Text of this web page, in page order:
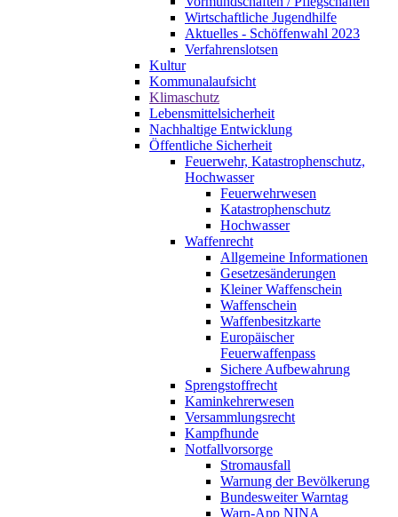
Wirtschaftliche Jugendhilfe
Aktuelles - Schöffenwahl 2023
Verfahrenslotsen
Kultur
Kommunalaufsicht
Klimaschutz
Lebensmittelsicherheit
Nachhaltige Entwicklung
Öffentliche Sicherheit
Feuerwehr, Katastrophenschutz,
Hochwasser
Feuerwehrwesen
Katastrophenschutz
Hochwasser
Waffenrecht
Allgemeine Informationen
Gesetzesänderungen
Kleiner Waffenschein
Waffenschein
Waffenbesitzkarte
Europäischer
Feuerwaffenpass
Sichere Aufbewahrung
Sprengstoffrecht
Kaminkehrerwesen
Versammlungsrecht
Kampfhunde
Notfallvorsorge
Stromausfall
Warnung der Bevölkerung
Bundesweiter Warntag
Warn-App NINA